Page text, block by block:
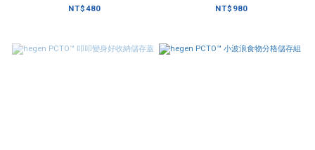
NT$480
330ml
NT$980